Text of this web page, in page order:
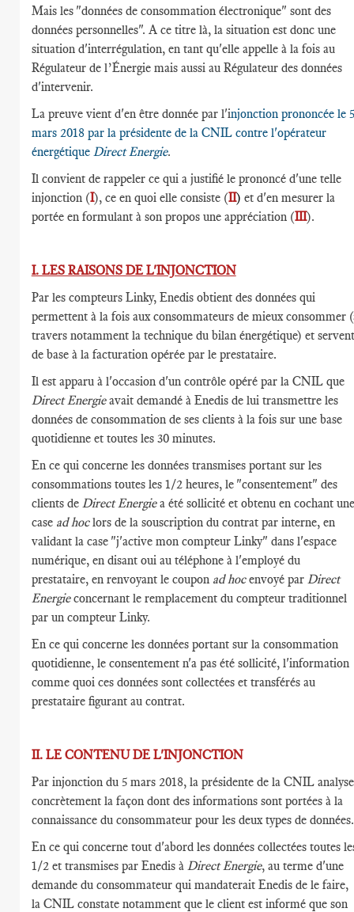
Mais les "données de consommation électronique" sont des
données personnelles". A ce titre là, la situation est donc une
situation d'interrégulation, en tant qu'elle appelle à la fois au
Régulateur de l’Énergie mais aussi au Régulateur des données
d'intervenir.
La preuve vient d'en être donnée par l'injonction prononcée le 5
mars 2018 par la présidente de la CNIL contre l'opérateur
énergétique Direct Energie.
Il convient de rappeler ce qui a justifié le prononcé d'une telle
injonction (I), ce en quoi elle consiste (II) et d'en mesurer la
portée en formulant à son propos une appréciation (III).
I. LES RAISONS DE L'INJONCTION
Par les compteurs Linky, Enedis obtient des données qui
permettent à la fois aux consommateurs de mieux consommer
travers notamment la technique du bilan énergétique) et servent
de base à la facturation opérée par le prestataire.
Il est apparu à l'occasion d'un contrôle opéré par la CNIL que
Direct Energieavait demandé à Enedis de lui transmettre les
données de consommation de ses clients à la fois sur une base
quotidienne et toutes les 30 minutes.
En ce qui concerne les données transmises portant sur les
consommations toutes les 1/2 heures, le "consentement" des
clients de Direct Energiea été sollicité et obtenu en cochant une
case ad hoclors de la souscription du contrat par interne, en
validant la case "j'active mon compteur Linky" dans l'espace
numérique, en disant oui au téléphone à l'employé du
prestataire, en renvoyant le coupon ad hocenvoyé par Direct
Energieconcernant le remplacement du compteur traditionnel
par un compteur Linky.
En ce qui concerne les données portant sur la consommation
quotidienne, le consentement n'a pas été sollicité, l'information
comme quoi ces données sont collectées et transférés au
prestataire figurant au contrat.
II. LE CONTENU DE L'INJONCTION
Par injonction du 5 mars 2018, la présidente de la CNIL analyse
concrètement la façon dont des informations sont portées à la
connaissance du consommateur pour les deux types de données.
En ce qui concerne tout d'abord les données collectées toutes
1/2 et transmises par Enedis à Direct Energie, au terme d'une
demande du consommateur qui mandaterait Enedis de le faire,
la CNIL constate notamment que le client est informé que son